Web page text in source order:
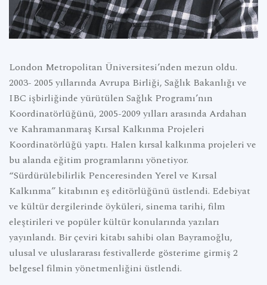
London Metropolitan Üniversitesi’nden mezun oldu.
2003- 2005 yıllarında Avrupa Birliği, Sağlık Bakanlığı ve
IBC işbirliğinde yürütülen Sağlık Programı’nın
Koordinatörlüğünü, 2005-2009 yılları arasında Ardahan
ve Kahramanmaraş Kırsal Kalkınma Projeleri
Koordinatörlüğü yaptı. Halen kırsal kalkınma projeleri ve
bu alanda eğitim programlarını yönetiyor.
“Sürdürülebilirlik Penceresinden Yerel ve Kırsal
Kalkınma” kitabının eş editörlüğünü üstlendi. Edebiyat
ve kültür dergilerinde öyküleri, sinema tarihi, film
eleştirileri ve popüler kültür konularında yazıları
yayınlandı. Bir çeviri kitabı sahibi olan Bayramoğlu,
ulusal ve uluslararası festivallerde gösterime girmiş 2
belgesel filmin yönetmenliğini üstlendi.